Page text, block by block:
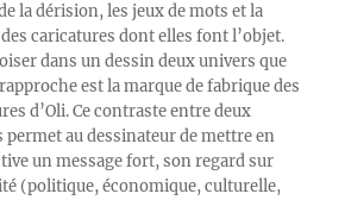
la dérision, les jeux de mots et la
caricatures dont elles font l’objet.
dans un dessin deux univers que
est la marque de fabrique des
d’Oli. Ce contraste entre deux
permet au dessinateur de mettre en
un message fort, son regard sur
(politique, économique, culturelle,